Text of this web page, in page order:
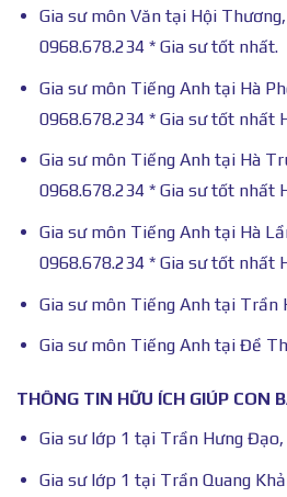
Gia sư môn Văn tại Hội
0968.678.234 * Gia sư tốt nhất.
Gia sư môn Tiếng Anh tại Hà
0968.678.234 * Gia sư tốt nhất
Gia sư môn Tiếng Anh tại Hà
0968.678.234 * Gia sư tốt nhất
Gia sư môn Tiếng Anh tại Hà
0968.678.234 * Gia sư tốt nhất
Gia sư môn Tiếng Anh tại Trần
Gia sư môn Tiếng Anh tại Đề
THÔNG TIN HỮU ÍCH GIÚP CON
Gia sư lớp 1 tại Trần Hưng
Gia sư lớp 1 tại Trần Quang